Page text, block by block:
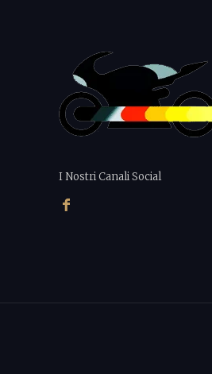
I Nostri Canali Social